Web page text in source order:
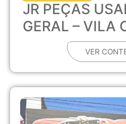
JR PEÇAS
GERAL – VILA
VER